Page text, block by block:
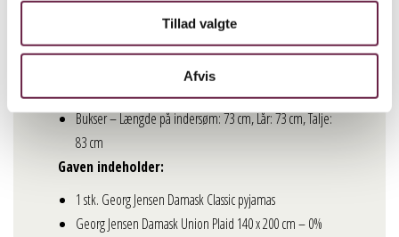
Tillad valgte
Afvis
Skjorte – Længde: 78 cm, Brystmål: 124 cm,
Ærmelængde: 60 cm
Bukser – Længde på indersøm: 73 cm, Lår: 73 cm, Talje:
83 cm
Gaven indeholder:
1 stk. Georg Jensen Damask Classic pyjamas
Georg Jensen Damask Union Plaid 140 x 200 cm – 0%